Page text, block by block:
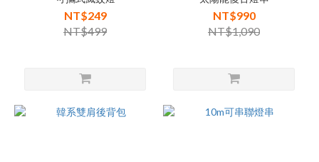
NT$249
NT$499
NT$990
NT$1,090